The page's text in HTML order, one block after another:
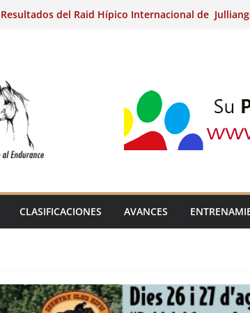
Resultados del Raid Hípico Internacional de
Caballos Jóvenes de Raid.
Raid Hípico Eladina Kung (Badajoz).
CLASIFICACIONES AVANCES